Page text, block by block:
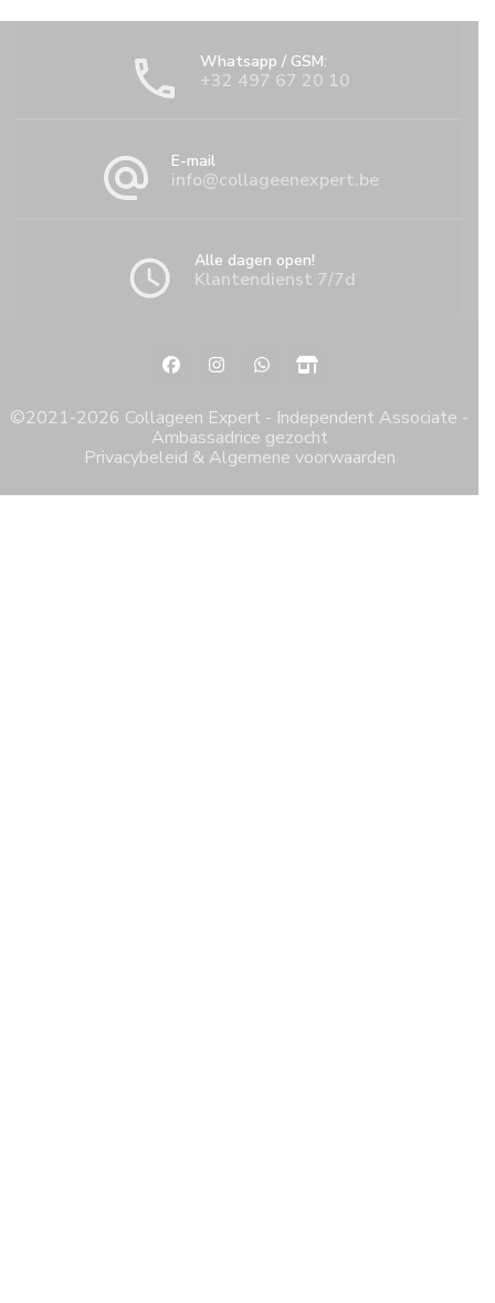
Whatsapp / GSM:
+32 497 67 20 10
E-mail
info@collageenexpert.be
Alle dagen open!
Klantendienst 7/7d
©2021-2026 Collageen Expert - Independent Associate -
Ambassadrice gezocht
Privacybeleid & Algemene voorwaarden